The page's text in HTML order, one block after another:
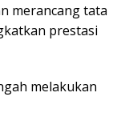
merancang tata
prestasi
melakukan